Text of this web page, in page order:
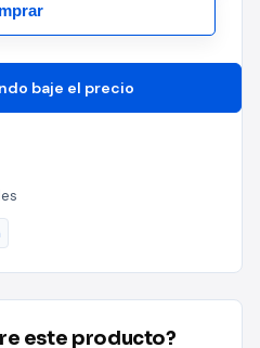
baje el precio
este producto?